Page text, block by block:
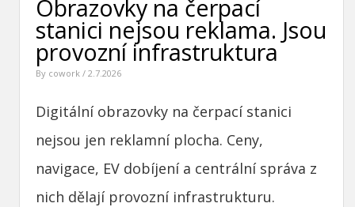
Obrazovky na čerpací
stanici nejsou reklama. Jsou
provozní infrastruktura
By cowork / 2.7.2026
Digitální obrazovky na čerpací stanici
nejsou jen reklamní plocha. Ceny,
navigace, EV dobíjení a centrální správa z
nich dělají provozní infrastrukturu.